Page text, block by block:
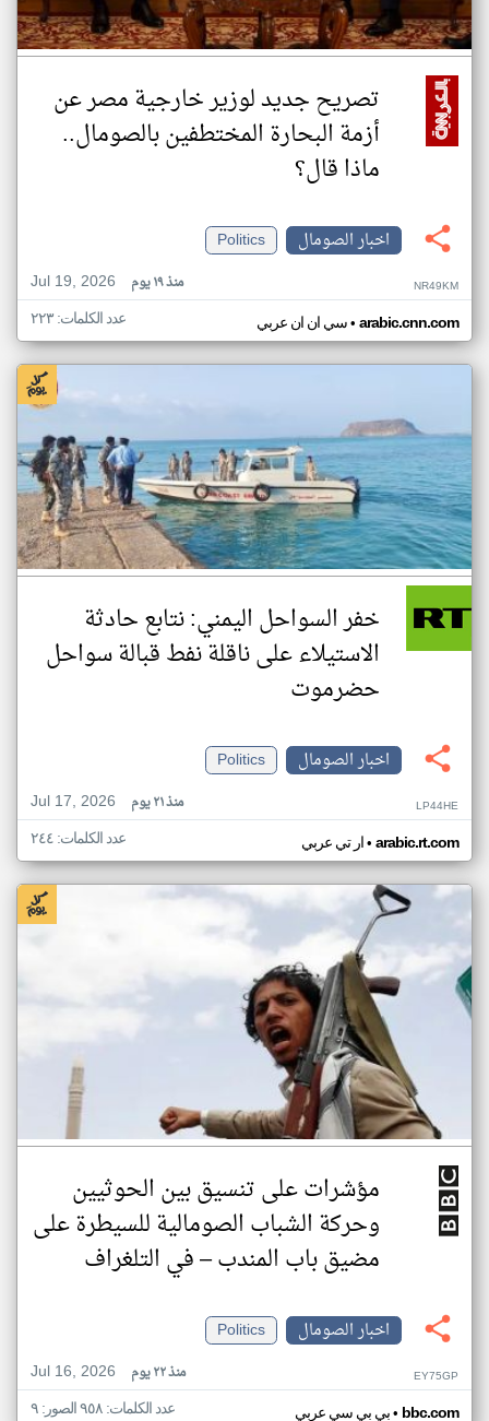
تصريح جديد لوزير خارجية مصر عن
أزمة البحارة المختطفين بالصومال..
ماذا قال؟
اخبار الصومال
Politics
Jul 19, 2026
منذ ١٩ يوم NR49KM
سي ان ان عربي• arabic.cnn.com عدد الكلمات: ٢٢٣
خفر السواحل اليمني: نتابع حادثة
الاستيلاء على ناقلة نفط قبالة سواحل
حضرموت
اخبار الصومال
Politics
Jul 17, 2026
منذ ٢١ يوم LP44HE
ار تي عربي• arabic.rt.com عدد الكلمات: ٢٤٤
مؤشرات على تنسيق بين الحوثيين
وحركة الشباب الصومالية للسيطرة على
مضيق باب المندب – في التلغراف
اخبار الصومال
Politics
Jul 16, 2026
منذ ٢٢ يوم EY75GP
بي بي سي عربي• bbc.com عدد الكلمات: ٩٥٨ الصور: ٩